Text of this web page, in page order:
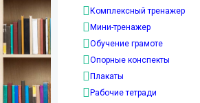
Комплексный тренажер
Мини-тренажер
Обучение грамоте
Опорные конспекты
Плакаты
Рабочие тетради